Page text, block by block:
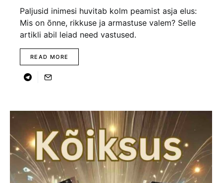
Paljusid inimesi huvitab kolm peamist asja elus:
Mis on õnne, rikkuse ja armastuse valem? Selle
artikli abil leiad need vastused.
READ MORE